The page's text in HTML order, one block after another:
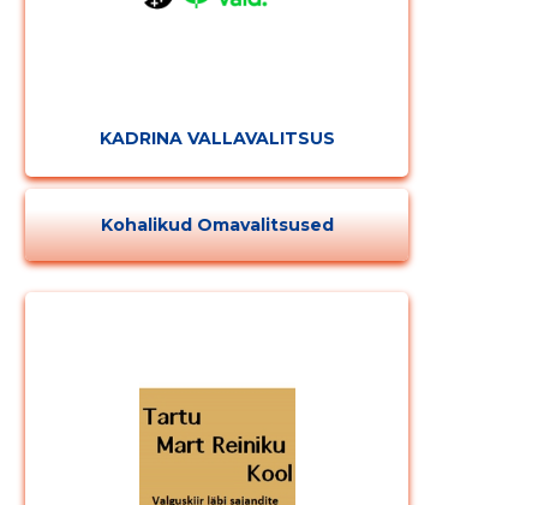
KADRINA VALLAVALITSUS
Kohalikud Omavalitsused